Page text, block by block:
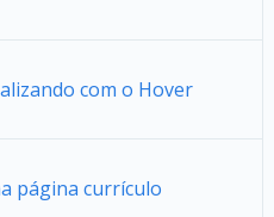
com o Hover
página currículo